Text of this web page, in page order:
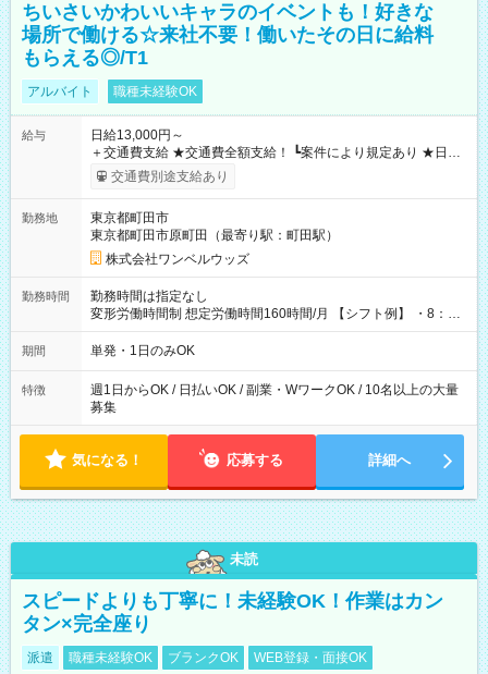
ちいさいかわいいキャラのイベントも！好きな
場所で働ける☆来社不要！働いたその日に給料
もらえる◎/T1
アルバイト 職種未経験OK
給与
日給13,000円～
＋交通費支給 ★交通費全額支給！ ┗案件により規定あり ★日払
いOK！（規定あり） ┗働いたその日に現金GET♪ お仕事後はコ
ンビニATMから 日払い分を引き落とせます！ 【試用期間】試
交通費別途支給あり
勤務地
東京都町田市
東京都町田市原町田（最寄り駅：町田駅）
株式会社ワンベルウッズ
勤務時間
勤務時間は指定なし
変形労働時間制 想定労働時間160時間/月 【シフト例】 ・8：00
～21：00
期間 単発・1日のみOK
特徴
週1日からOK / 日払いOK / 副業・WワークOK / 10名以上の大量
募集
気になる！ 応募する 詳細へ
未読
スピードよりも丁寧に！未経験OK！作業はカン
タン×完全座り
派遣 職種未経験OK ブランクOK WEB登録・面接OK